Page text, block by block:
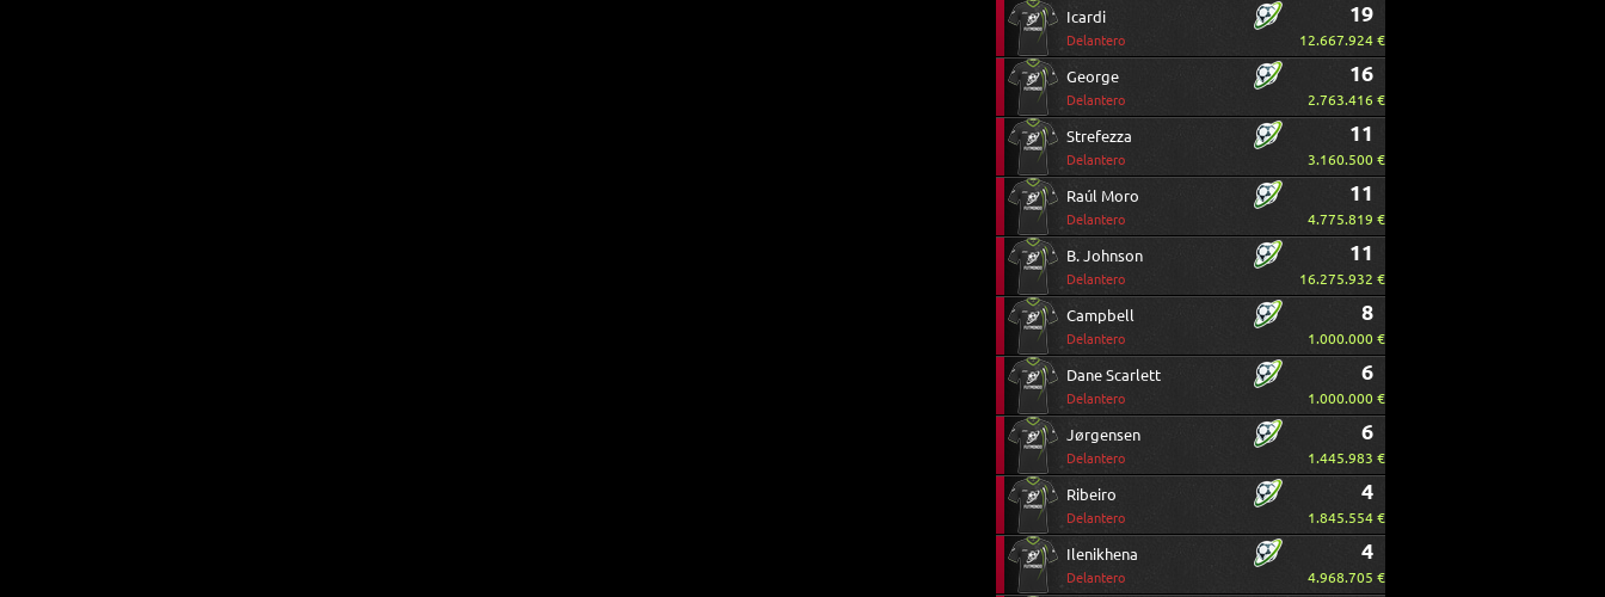
Icardi
Delantero
19
12.667.924 €
George
Delantero
16
2.763.416 €
Strefezza
Delantero
11
3.160.500 €
Raúl Moro
Delantero
11
4.775.819 €
B. Johnson
Delantero
11
16.275.932 €
Campbell
Delantero
8
1.000.000 €
Dane Scarlett
Delantero
6
1.000.000 €
Jørgensen
Delantero
6
1.445.983 €
Ribeiro
Delantero
4
1.845.554 €
Ilenikhena
Delantero
4
4.968.705 €